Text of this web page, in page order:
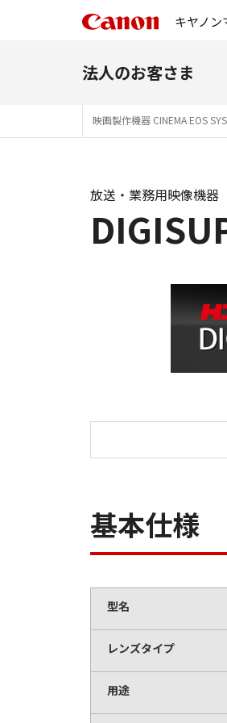
キヤノン
法人のお客さま
映画製作機器 CINEMA EOS
放送・業務用映像機器
基本仕様
型名
レンズタイプ
用途